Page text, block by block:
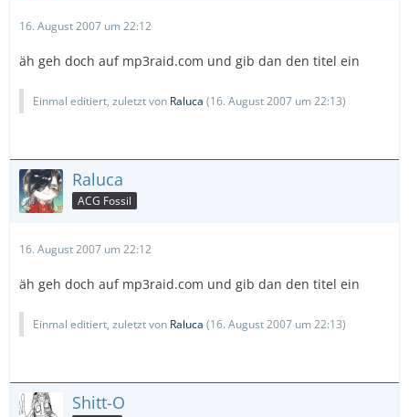
16. August 2007 um 22:12
äh geh doch auf mp3raid.com und gib dan den titel ein
Einmal editiert, zuletzt von Raluca (16. August 2007 um 22:13)
Raluca
ACG Fossil
16. August 2007 um 22:12
äh geh doch auf mp3raid.com und gib dan den titel ein
Einmal editiert, zuletzt von Raluca (16. August 2007 um 22:13)
Shitt-O